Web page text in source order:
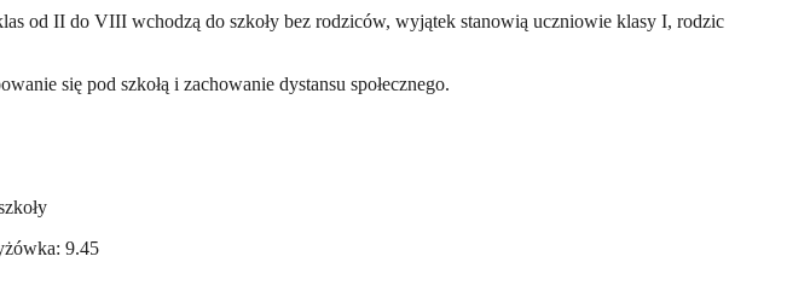
od II do VIII wchodzą do szkoły bez rodziców, wyjątek stanowią uczniowie klasy I, rodzic
się pod szkołą i zachowanie dystansu społecznego.
9.45